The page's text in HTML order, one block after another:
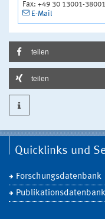
Fax: +49 30 13001-38001
E-Mail
teilen
teilen
Quicklinks und
Forschungsdatenbank
Publikationsdatenbank